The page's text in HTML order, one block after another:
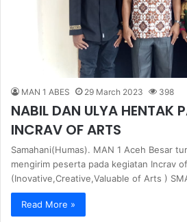
MAN 1 ABES 29 March 2023 398
NABIL DAN ULYA HENTAK
INCRAV OF ARTS
Samahani(Humas). MAN 1 Aceh Besar
mengirim peserta pada kegiatan Incrav
(Inovative,Creative,Valuable of Arts )
Read More »